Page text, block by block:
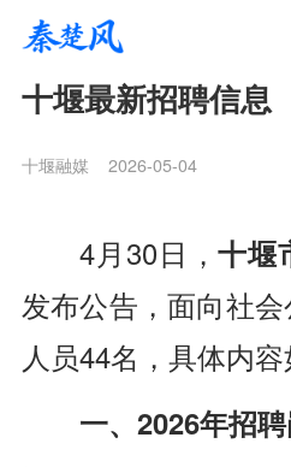
十堰最新招聘信息
十堰融媒 2026-05-04
4月30日，十堰
发布公告，面向社
人员44名， 具体内容
一、2026年招